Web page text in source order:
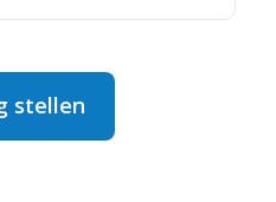
stellen
Now